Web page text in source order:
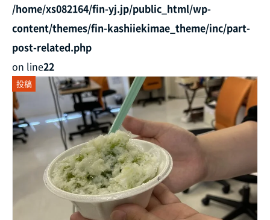
/home/xs082164/fin-yj.jp/public_html/wp-
content/themes/fin-kashiiekimae_theme/inc/part-
post-related.php
on line22
投稿